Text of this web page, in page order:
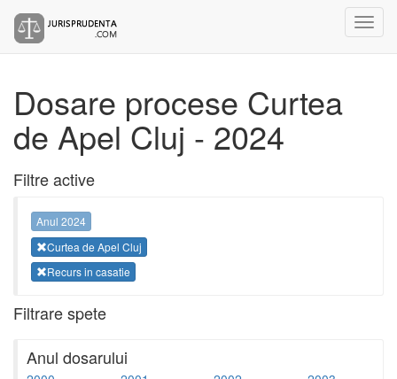
Dosare procese Curtea
de Apel Cluj - 2024
Filtre active
Anul 2024
Curtea de Apel Cluj
Recurs in casatie
Filtrare spete
Anul dosarului